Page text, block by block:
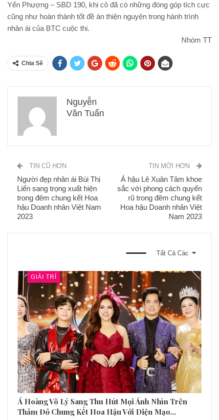
Yến Phượng – SBD 190, khi cô đã có những đóng góp tích cực
cũng như hoàn thành tốt đề án thiện nguyện trong hành trình
nhân ái của BTC cuộc thi.
Nhóm TT
Chia Sẽ
Nguyễn
Văn Tuấn
TIN CŨ HƠN
Người đẹp nhân ái Bùi Thị
Liến sang trọng xuất hiện
trong đêm chung kết Hoa
hậu Doanh nhân Việt Nam
2023
TIN MỚI HƠN
Á hậu Lê Xuân Tâm khoe
sắc với phong cách quyến
rũ trong đêm chung kết
Hoa hậu Doanh nhân Việt
Nam 2023
Tất Cả Các
GIẢI TRÍ
Á Hoàng Võ Lý Sang Thu Hút Mọi Ánh Nhìn Trên
Thảm Đỏ Chung Kết Hoa Hậu Với Diện Mạo…